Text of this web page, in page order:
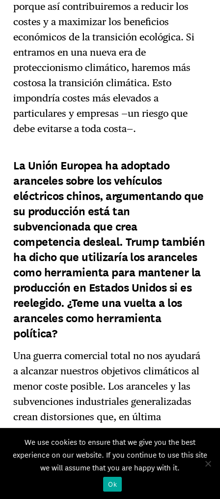
porque así contribuiremos a reducir los
costes y a maximizar los beneficios
económicos de la transición ecológica. Si
entramos en una nueva era de
proteccionismo climático, haremos más
costosa la transición climática. Esto
impondría costes más elevados a
particulares y empresas —un riesgo que
debe evitarse a toda costa—.
La Unión Europea ha adoptado
aranceles sobre los vehículos
eléctricos chinos, argumentando que
su producción está tan
subvencionada que crea
competencia desleal. Trump también
ha dicho que utilizaría los aranceles
como herramienta para mantener la
producción en Estados Unidos si es
reelegido. ¿Teme una vuelta a los
aranceles como herramienta
política?
Una guerra comercial total no nos ayudará
a alcanzar nuestros objetivos climáticos al
menor coste posible. Los aranceles y las
subvenciones industriales generalizadas
crean distorsiones que, en última
instancia, hacen más costosa la transición
climática. La mejor opción es aquella en la
que los beneficios de los mercados abiertos
y del comercio libre y justo nos ayuden a
reducir el coste de la transición ecológica.
We use cookies to ensure that we give you the best
experience on our website. If you continue to use this site
we will assume that you are happy with it.
Ok